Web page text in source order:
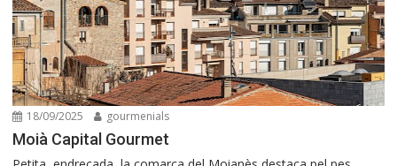
18/09/2025 gourmenials
Moià Capital Gourmet